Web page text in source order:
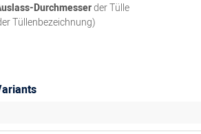
Durchmesserder Tülle
Tüllenbezeichnung)